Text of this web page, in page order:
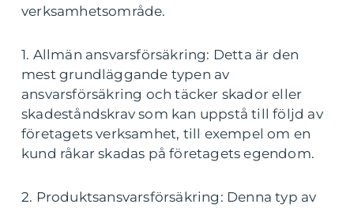
verksamhetsområde.
1. Allmän ansvarsförsäkring: Detta är den
mest grundläggande typen av
ansvarsförsäkring och täcker skador eller
skadeståndskrav som kan uppstå till följd av
företagets verksamhet, till exempel om en
kund råkar skadas på företagets egendom.
2. Produktsansvarsförsäkring: Denna typ av